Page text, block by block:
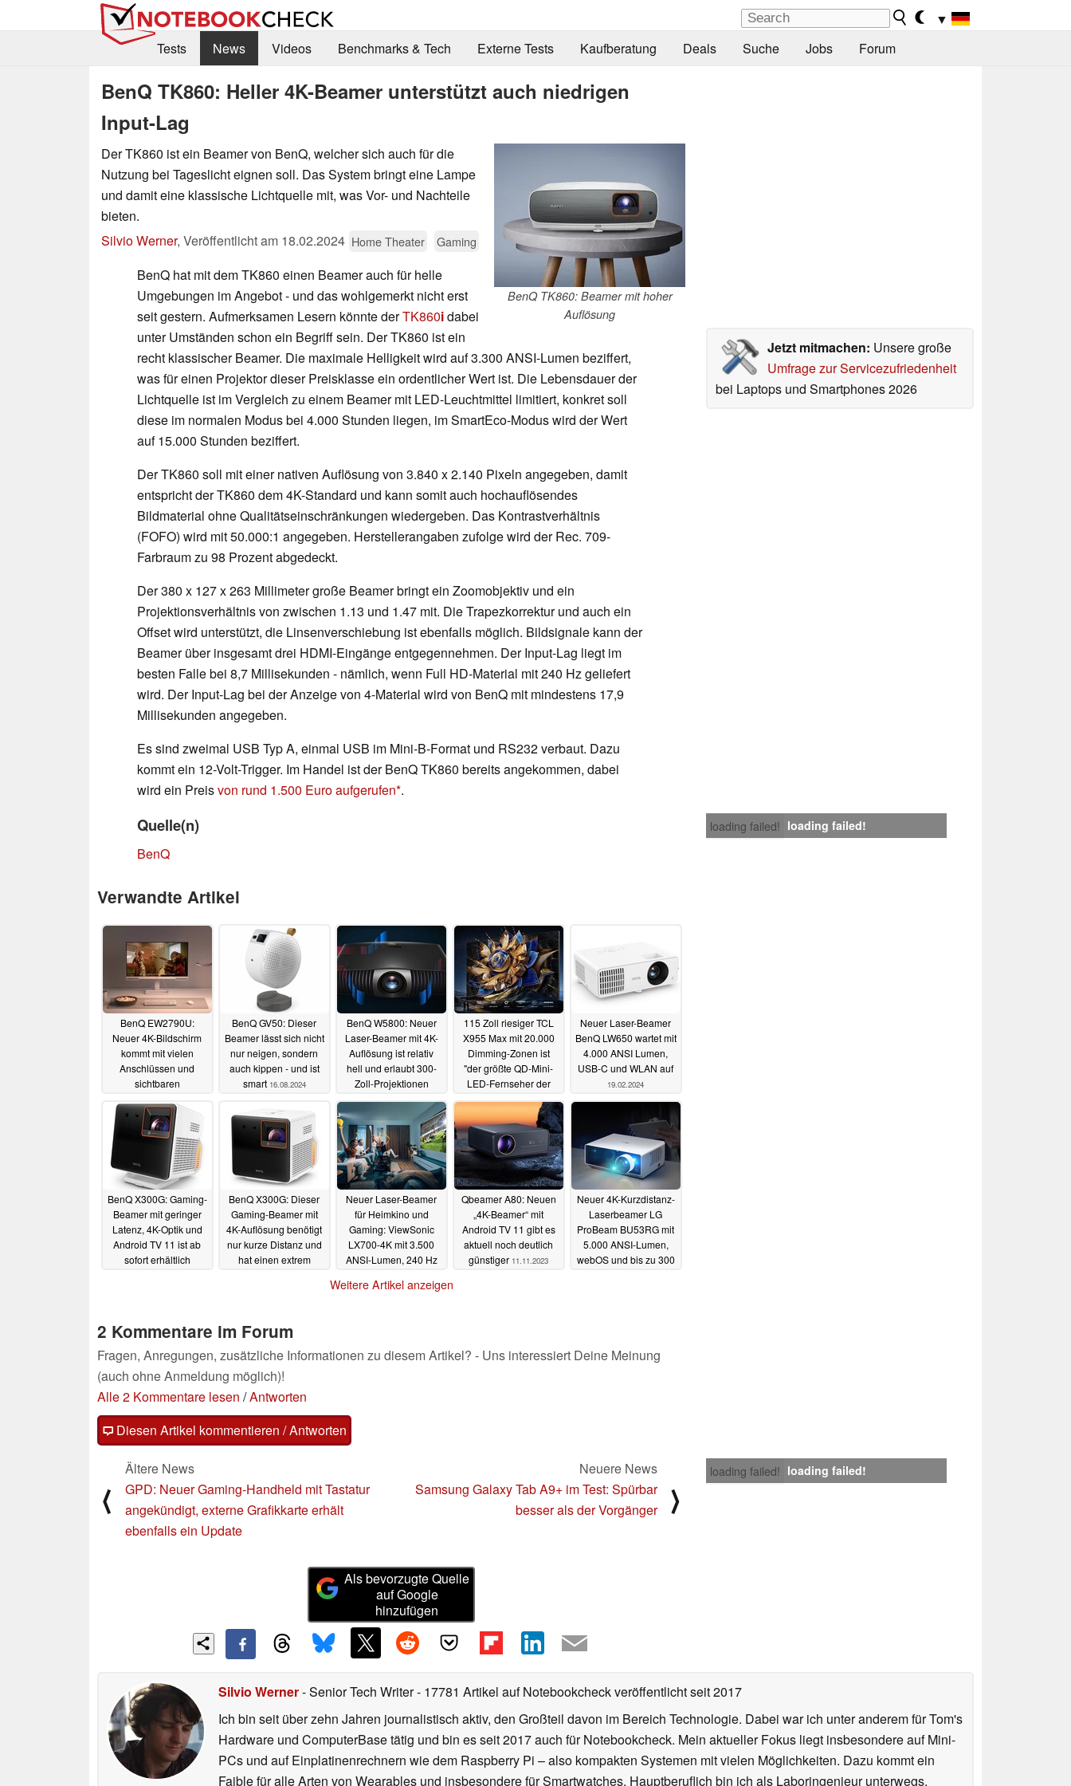
▼
Tests
News Videos Benchmarks & Tech Externe Tests Kaufberatung Deals Suche Jobs Forum
BenQ TK860: Heller 4K-Beamer unterstützt auch niedrigen
Input-Lag
BenQ TK860: Beamer mit hoher
Auflösung
Der TK860 ist ein Beamer von BenQ, welcher sich auch für die
Nutzung bei Tageslicht eignen soll. Das System bringt eine Lampe
und damit eine klassische Lichtquelle mit, was Vor- und Nachteile
bieten.
Silvio Werner, Veröffentlicht am 18.02.2024 Home Theater Gaming
Jetzt mitmachen: Unsere große
Umfrage zur Servicezufriedenheit
bei Laptops und Smartphones 2026
BenQ hat mit dem TK860 einen Beamer auch für helle
Umgebungen im Angebot - und das wohlgemerkt nicht erst
seit gestern. Aufmerksamen Lesern könnte derTK860idabei
unter Umständen schon ein Begriff sein. Der TK860 ist ein
recht klassischer Beamer. Die maximale Helligkeit wird auf 3.300 ANSI-Lumen beziffert,
was für einen Projektor dieser Preisklasse ein ordentlicher Wert ist. Die Lebensdauer der
Lichtquelle ist im Vergleich zu einem Beamer mit LED-Leuchtmittel limitiert, konkret soll
diese im normalen Modus bei 4.000 Stunden liegen, im SmartEco-Modus wird der Wert
auf 15.000 Stunden beziffert.
Der TK860 soll mit einer nativen Auflösung von 3.840 x 2.140 Pixeln angegeben, damit
entspricht der TK860 dem 4K-Standard und kann somit auch hochauflösendes
Bildmaterial ohne Qualitätseinschränkungen wiedergeben. Das Kontrastverhältnis
(FOFO) wird mit 50.000:1 angegeben. Herstellerangaben zufolge wird der Rec. 709-
Farbraum zu 98 Prozent abgedeckt.
Der 380 x 127 x 263 Millimeter große Beamer bringt ein Zoomobjektiv und ein
Projektionsverhältnis von zwischen 1.13 und 1.47 mit. Die Trapezkorrektur und auch ein
Offset wird unterstützt, die Linsenverschiebung ist ebenfalls möglich. Bildsignale kann der
Beamer über insgesamt drei HDMI-Eingänge entgegennehmen. Der Input-Lag liegt im
besten Falle bei 8,7 Millisekunden - nämlich, wenn Full HD-Material mit 240 Hz geliefert
wird. Der Input-Lag bei der Anzeige von 4-Material wird von BenQ mit mindestens 17,9
Millisekunden angegeben.
Es sind zweimal USB Typ A, einmal USB im Mini-B-Format und RS232 verbaut. Dazu
kommt ein 12-Volt-Trigger. Im Handel ist der BenQ TK860 bereits angekommen, dabei
wird ein Preisvon rund 1.500 Euro aufgerufen .
loading failed! loading failed!
Quelle(n)
BenQ
Verwandte Artikel
BenQ EW2790U:
Neuer 4K-Bildschirm
kommt mit vielen
Anschlüssen und
sichtbaren
16.12.2024
BenQ GV50: Dieser
Beamer lässt sich nicht
nur neigen, sondern
auch kippen - und ist
smart 16.08.2024
BenQ W5800: Neuer
Laser-Beamer mit 4K-
Auflösung ist relativ
hell und erlaubt 300-
Zoll-Projektionen
16.03.2024
115 Zoll riesiger TCL
X955 Max mit 20.000
Dimming-Zonen ist
"der größte QD-Mini-
LED-Fernseher der
19.02.2024
Neuer Laser-Beamer
BenQ LW650 wartet mit
4.000 ANSI Lumen,
USB-C und WLAN auf
19.02.2024
BenQ X300G: Gaming-
Beamer mit geringer
Latenz, 4K-Optik und
Android TV 11 ist ab
sofort erhältlich
BenQ X300G: Dieser
Gaming-Beamer mit
4K-Auflösung benötigt
nur kurze Distanz und
hat einen extrem
Neuer Laser-Beamer
für Heimkino und
Gaming: ViewSonic
LX700-4K mit 3.500
ANSI-Lumen, 240 Hz
15.11.2023
Qbeamer A80: Neuen
„4K-Beamer“ mit
Android TV 11 gibt es
aktuell noch deutlich
günstiger 11.11.2023
Neuer 4K-Kurzdistanz-
Laserbeamer LG
ProBeam BU53RG mit
5.000 ANSI-Lumen,
webOS und bis zu 300
Weitere Artikel anzeigen
2 Kommentare im Forum
Fragen, Anregungen, zusätzliche Informationen zu diesem Artikel? - Uns interessiert Deine Meinung
(auch ohne Anmeldung möglich)!
Alle 2 Kommentare lesen /Antworten
Diesen Artikel kommentieren / Antworten
loading failed! loading failed!
⟨
Ältere News
GPD: Neuer Gaming-Handheld mit Tastatur
angekündigt, externe Grafikkarte erhält
ebenfalls ein Update
Neuere News
Samsung Galaxy Tab A9+ im Test: Spürbar
besser als der Vorgänger
⟩
Als bevorzugte Quelle
auf Google
hinzufügen
Silvio Werner- Senior Tech Writer- 17781 Artikel auf Notebookcheck veröffentlichtseit 2017
Ich bin seit über zehn Jahren journalistisch aktiv, den Großteil davon im Bereich Technologie. Dabei war ich unter anderem für Tom's
Hardware und ComputerBase tätig und bin es seit 2017 auch für Notebookcheck. Mein aktueller Fokus liegt insbesondere auf Mini-
PCs und auf Einplatinenrechnern wie dem Raspberry Pi – also kompakten Systemen mit vielen Möglichkeiten. Dazu kommt ein
Faible für alle Arten von Wearables und insbesondere für Smartwatches. Hauptberuflich bin ich als Laboringenieur unterwegs,